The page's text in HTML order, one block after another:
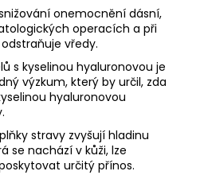
onemocnění dásní,
operacích a při
vředy.
s kyselinou hyaluronovou je
výzkum, který by určil, zda
hyaluronovou
stravy zvyšují hladinu
se nachází v kůži, lze
určitý přínos.